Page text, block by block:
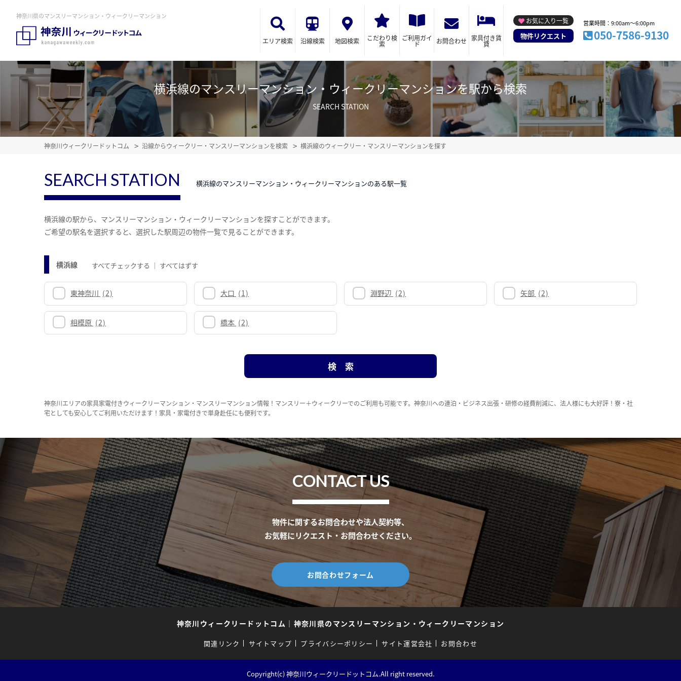
神奈川県のマンスリーマンション・ウィークリーマンション
エリア検索 沿線検索 地図検索 こだわり検
索
ご利用ガイ
ド お問合わせ 家具付き賃
貸
お気に入り一覧
物件リクエスト
営業時間：9:00am～6:00pm
050-7586-9130
横浜線のマンスリーマンション・ウィークリーマンションを駅から検索
SEARCH STATION
神奈川ウィークリードットコム 沿線からウィークリー・マンスリーマンションを検索 横浜線のウィークリー・マンスリーマンションを探す
SEARCH STATION 横浜線のマンスリーマンション・ウィークリーマンションのある駅一覧
横浜線の駅から、マンスリーマンション・ウィークリーマンションを探すことができます。
ご希望の駅名を選択すると、選択した駅周辺の物件一覧で見ることができます。
横浜線 すべてチェックする すべてはずす
東神奈川 (2) 大口 (1) 淵野辺 (2) 矢部 (2)
相模原 (2) 橋本 (2)
神奈川エリアの家具家電付きウィークリーマンション・マンスリーマンション情報！マンスリー＋ウィークリーでのご利用も可能です。神奈川への連泊・ビジネス出張・研修の経費削減に、法人様にも大好評！寮・社
宅としても安心してご利用いただけます！家具・家電付きで単身赴任にも便利です。
CONTACT US
物件に関するお問合わせや法人契約等、
お気軽にリクエスト・お問合わせください。
お問合わせフォーム
神奈川ウィークリードットコム ｜ 神奈川県のマンスリーマンション・ウィークリーマンション
関連リンク サイトマップ プライバシーポリシー サイト運営会社 お問合わせ
Copyright(c) 神奈川ウィークリードットコム.All right reserved.